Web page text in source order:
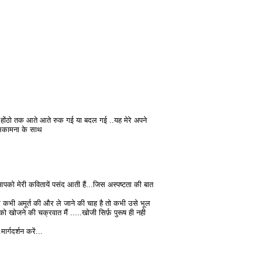
होंठो तक आते आते रुक गई या बदल गई ..यह मेरे अपने
के साथ
मेरी कवितायें पसंद आती हैं...जिस अस्पष्टता की बात
अमूर्त की और ले जाने की चाह है तो कभी उसे भूल
खोजने की चक्रवात मैं .....खोजी सिर्फ़ पुरूष ही नही
करें...